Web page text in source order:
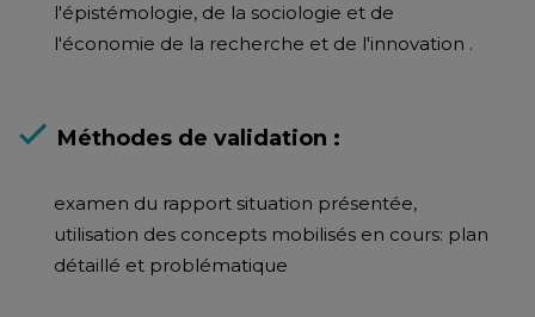
l'épistémologie, de la sociologie et de
l'économie de la recherche et de l'innovation .
Méthodes de validation :
examen du rapport situation présentée,
utilisation des concepts mobilisés en cours: plan
détaillé et problématique